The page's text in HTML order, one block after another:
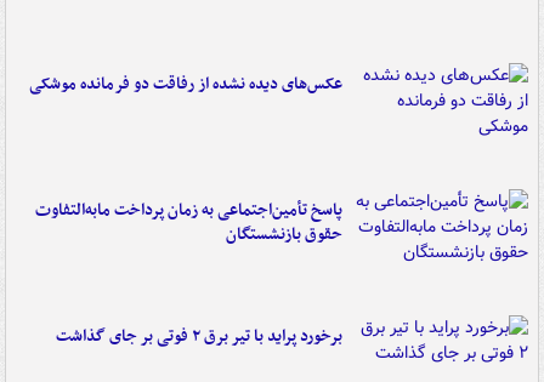
عکس‌های دیده نشده از رفاقت دو فرمانده‌ موشکی
پاسخ تأمین‌اجتماعی به زمان پرداخت مابه‌التفاوت
حقوق بازنشستگان
برخورد پراید با تیر برق ۲ فوتی بر جای گذاشت